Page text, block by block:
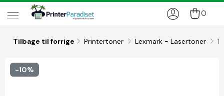
0
Tilbage til forrige Printertoner Lexmark - Lasertoner
-10%